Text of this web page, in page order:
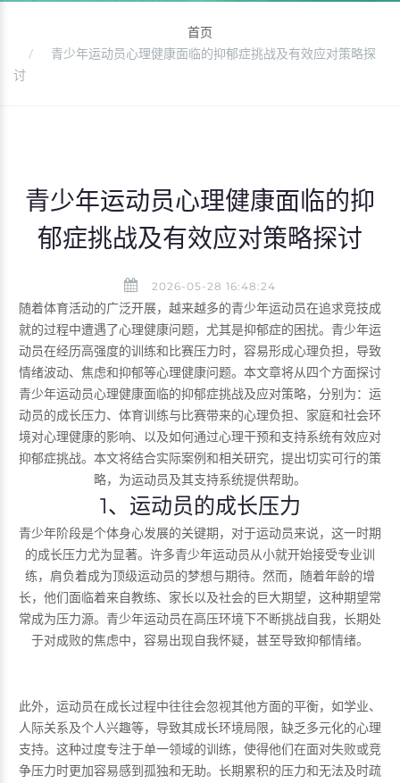
首页
青少年运动员心理健康面临的抑郁症挑战及有效应对策略探
讨
青少年运动员心理健康面临的抑
郁症挑战及有效应对策略探讨
2026-05-28 16:48:24
随着体育活动的广泛开展，越来越多的青少年运动员在追求竞技成
就的过程中遭遇了心理健康问题，尤其是抑郁症的困扰。青少年运
动员在经历高强度的训练和比赛压力时，容易形成心理负担，导致
情绪波动、焦虑和抑郁等心理健康问题。本文章将从四个方面探讨
青少年运动员心理健康面临的抑郁症挑战及应对策略，分别为：运
动员的成长压力、体育训练与比赛带来的心理负担、家庭和社会环
境对心理健康的影响、以及如何通过心理干预和支持系统有效应对
抑郁症挑战。本文将结合实际案例和相关研究，提出切实可行的策
略，为运动员及其支持系统提供帮助。
1、运动员的成长压力
青少年阶段是个体身心发展的关键期，对于运动员来说，这一时期
的成长压力尤为显著。许多青少年运动员从小就开始接受专业训
练，肩负着成为顶级运动员的梦想与期待。然而，随着年龄的增
长，他们面临着来自教练、家长以及社会的巨大期望，这种期望常
常成为压力源。青少年运动员在高压环境下不断挑战自我，长期处
于对成败的焦虑中，容易出现自我怀疑，甚至导致抑郁情绪。
此外，运动员在成长过程中往往会忽视其他方面的平衡，如学业、
人际关系及个人兴趣等，导致其成长环境局限，缺乏多元化的心理
支持。这种过度专注于单一领域的训练，使得他们在面对失败或竞
争压力时更加容易感到孤独和无助。长期累积的压力和无法及时疏